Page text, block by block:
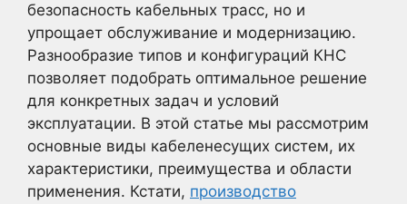
безопасность кабельных трасс, но и
упрощает обслуживание и модернизацию.
Разнообразие типов и конфигураций КНС
позволяет подобрать оптимальное решение
для конкретных задач и условий
эксплуатации. В этой статье мы рассмотрим
основные виды кабеленесущих систем, их
характеристики, преимущества и области
применения. Кстати, производство